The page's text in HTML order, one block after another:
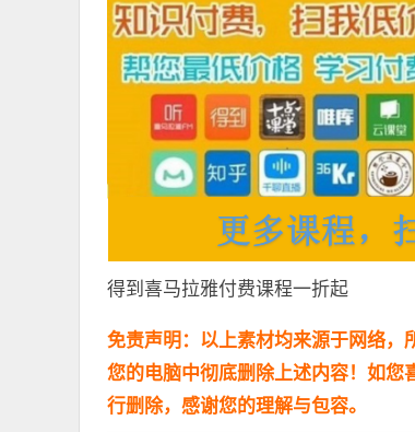
得到喜马拉雅付费课程一折起
免责声明：以上素材均来源于网络
您的电脑中彻底删除上述内容！如
行删除，感谢您的理解与包容。